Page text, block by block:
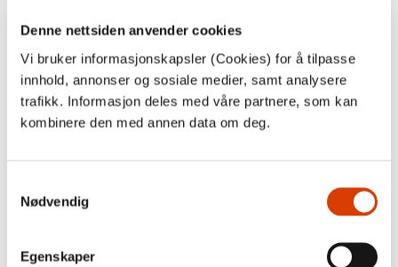
Denne nettsiden anvender cookies
Vi bruker informasjonskapsler (Cookies) for å tilpasse
innhold, annonser og sosiale medier, samt analysere
trafikk. Informasjon deles med våre partnere, som kan
kombinere den med annen data om deg.
Nødvendig
Egenskaper
1. september
Søknadsfrist: Tilskudd til eksport- og
markedstiltak i utlandet (for norske
agenter og forlag)
Søknadsfrist: Tilskudd til eksport- og markedstiltak i utlandet
markedsutvikling for norske bøker og forfattere i utlandet, og
med det øke inntjeningen til norske aktører. Prosjektene det
markeder for en eller flere bøker eller forfattere, eller mot å
videreutvikle eksisterende markeder.